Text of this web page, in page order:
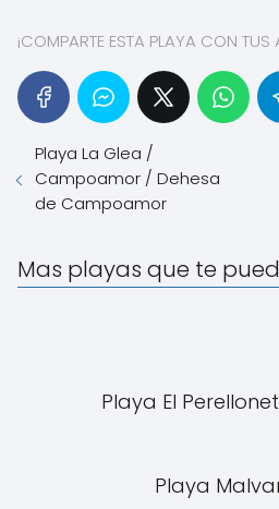
¡COMPARTE ESTA PLAYA CON TUS
Playa La Glea /
Campoamor / Dehesa
de Campoamor
Mas playas que te
Playa El
Playa